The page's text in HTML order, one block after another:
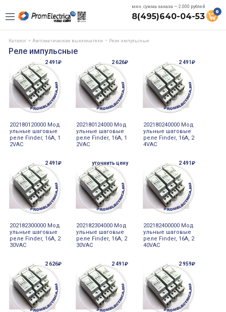
мин. сумма заказа — 2.000 рублей
8(495)640-04-53 0
Каталог Автоматические выключатели Реле импульсные
Реле импульсные
2 491₽
202180120000 Мод
ульные шаговые
реле Finder, 16А, 1
2VAC
2 626₽
202180124000 Мод
ульные шаговые
реле Finder, 16А, 1
2VAC
2 491₽
202180240000 Мод
ульные шаговые
реле Finder, 16А, 2
4VAC
2 491₽
202182300000 Мод
ульные шаговые
реле Finder, 16А, 2
30VAC
уточнить цену
202182304000 Мод
ульные шаговые
реле Finder, 16А, 2
30VAC
2 491₽
202182400000 Мод
ульные шаговые
реле Finder, 16А, 2
40VAC
2 626₽ 2 491₽ 2 959₽